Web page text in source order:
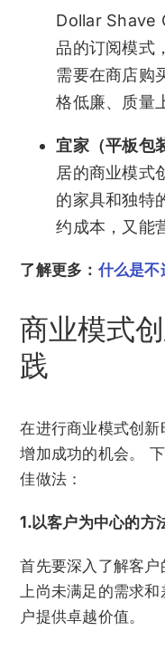
Dollar Shave
品的订阅模式
需要在商店购
格低廉、质量
宜家（平板包
居的商业模式
的家具和独特
约成本，又能
了解更多： 什么是不
商业模式
践
在进行商业模式创
增加成功的机会。
佳做法：
1.以客户为中心的方
首先要深入了解客
上尚未满足的需求
户提供卓越价值。